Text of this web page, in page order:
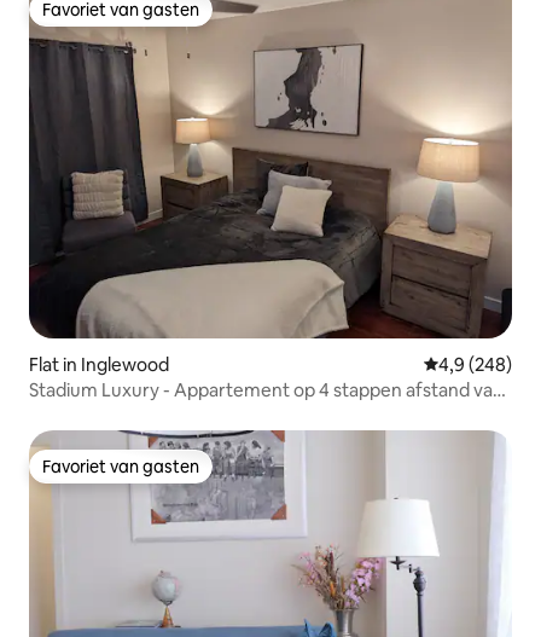
Favoriet van gasten
Favoriet van gasten
Flat in Inglewood Gemiddelde
4,9 (248)
Stadium Luxury - Appartement op 4 stappen afstand van
Favoriet van gasten
Favoriet van gasten